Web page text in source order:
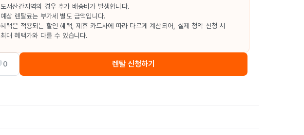
도서산간지역의 경우 추가 배송비가 발생합니다.
예상 렌탈료는 부가세 별도 금액입니다.
혜택은 적용되는 할인 혜택, 제휴 카드사에 따라 다르게 계산되어, 실제 청약 신청 시
최대 혜택가와 다를 수 있습니다.
0 렌탈 신청하기